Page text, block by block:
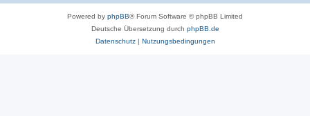
Powered by phpBB® Forum Software © phpBB Limited
Deutsche Übersetzung durch phpBB.de
Datenschutz| Nutzungsbedingungen